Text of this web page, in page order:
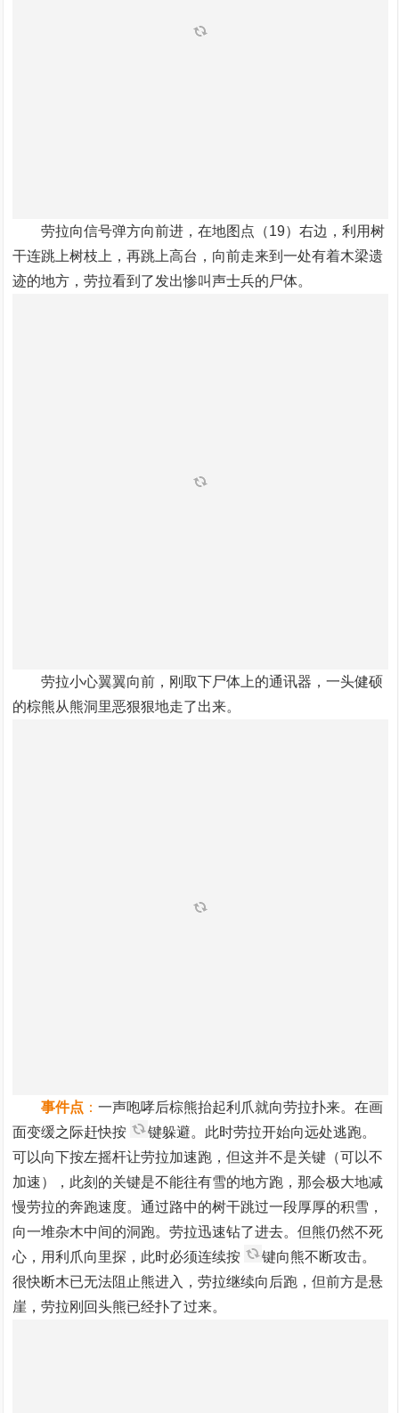
劳拉向信号弹方向前进，在地图点（19）右边，利用树
干连跳上树枝上，再跳上高台，向前走来到一处有着木梁遗
迹的地方，劳拉看到了发出惨叫声士兵的尸体。
劳拉小心翼翼向前，刚取下尸体上的通讯器，一头健硕
的棕熊从熊洞里恶狠狠地走了出来。
事件点 ： 一声咆哮后棕熊抬起利爪就向劳拉扑来。在画
面变缓之际赶快按
键躲避。此时劳拉开始向远处逃跑。
可以向下按左摇杆让劳拉加速跑，但这并不是关键（可以不
加速），此刻的关键是不能往有雪的地方跑，那会极大地减
慢劳拉的奔跑速度。通过路中的树干跳过一段厚厚的积雪，
向一堆杂木中间的洞跑。劳拉迅速钻了进去。但熊仍然不死
心，用利爪向里探，此时必须连续按
键向熊不断攻击。
很快断木已无法阻止熊进入，劳拉继续向后跑，但前方是悬
崖，劳拉刚回头熊已经扑了过来。